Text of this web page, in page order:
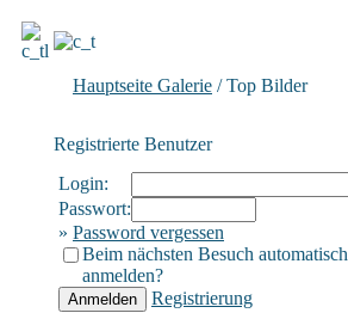
Hauptseite Galerie / Top Bilder
Registrierte Benutzer
Login:
Passwort:
» Password vergessen
Beim nächsten Besuch automatisch
anmelden?
Registrierung